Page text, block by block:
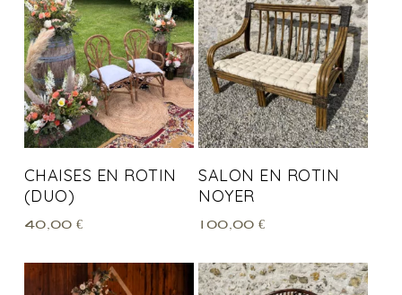
CHAISES EN ROTIN
(DUO)
40,00 €
SALON EN ROTIN
NOYER
100,00€